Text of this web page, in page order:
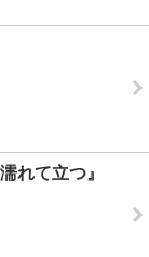
れて立つ』